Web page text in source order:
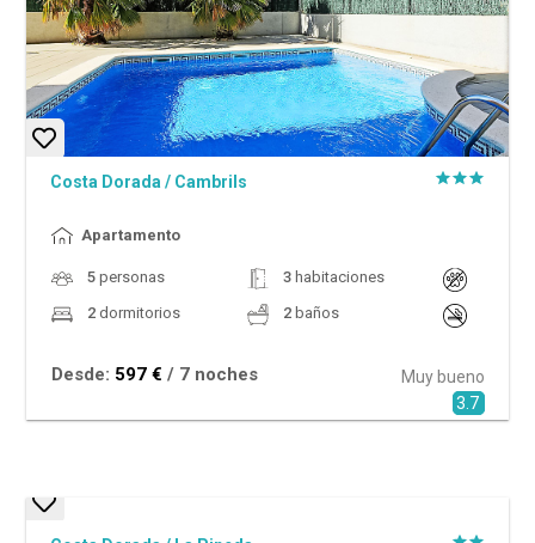
Costa Dorada / Cambrils
Apartamento
5personas 3habitaciones
2dormitorios 2baños
Desde: 597 € / 7 noches
Muy bueno
3.7